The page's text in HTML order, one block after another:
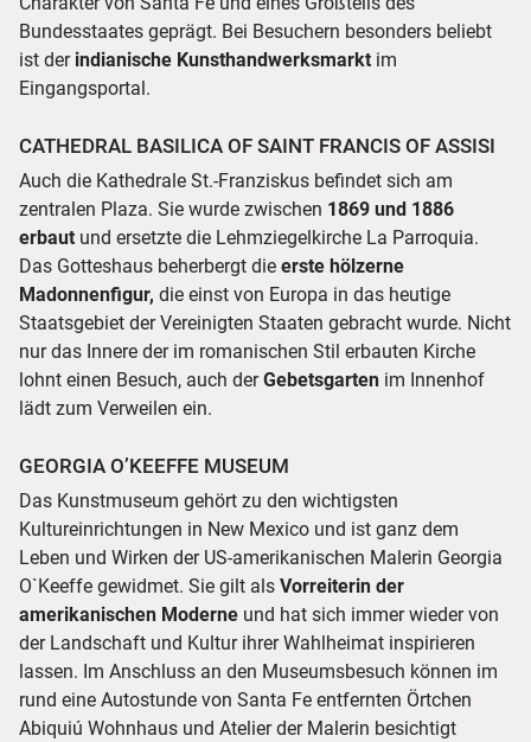
Bundesstaates geprägt. Bei Besuchern besonders beliebt
ist derindianische Kunsthandwerksmarkt im
Eingangsportal.
CATHEDRAL BASILICA OF SAINT FRANCIS OF ASSISI
Auch die Kathedrale St.-Franziskus befindet sich am
zentralen Plaza. Sie wurde zwischen 1869 und 1886
erbaut und ersetzte die Lehmziegelkirche La Parroquia.
Das Gotteshaus beherbergt die erste hölzerne
Madonnenfigur, die einst von Europa in das heutige
Staatsgebiet der Vereinigten Staaten gebracht wurde. Nicht
nur das Innere der im romanischen Stil erbauten Kirche
lohnt einen Besuch, auch derGebetsgarten im Innenhof
lädt zum Verweilen ein.
GEORGIA O’KEEFFE MUSEUM
Das Kunstmuseum gehört zu den wichtigsten
Kultureinrichtungen in New Mexico und ist ganz dem
Leben und Wirken der US-amerikanischen Malerin Georgia
O`Keeffe gewidmet. Sie gilt als Vorreiterin der
amerikanischen Moderne und hat sich immer wieder von
der Landschaft und Kultur ihrer Wahlheimat inspirieren
lassen. Im Anschluss an den Museumsbesuch können im
rund eine Autostunde von Santa Fe entfernten Örtchen
Abiquiú Wohnhaus und Atelier der Malerin besichtigt